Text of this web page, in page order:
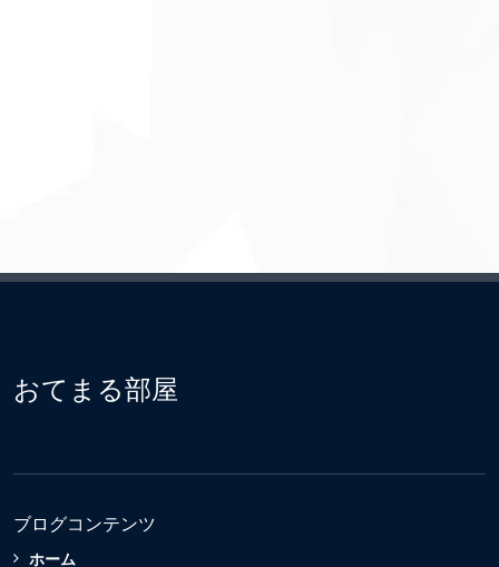
おてまる部屋
ブログコンテンツ
ホーム